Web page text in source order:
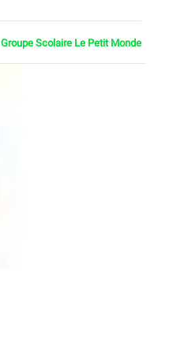
Groupe Scolaire Le Petit Monde